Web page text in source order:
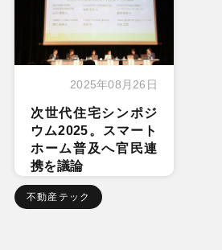
2025年08月26日
次世代住宅シンポジ
ウム2025。スマート
ホーム普及へ官民連
携を議論
不動産テック